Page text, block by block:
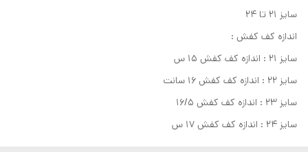
سایز ۲۱ تا ۲۴
اندازه کف کفش :
سایز ۲۱ : اندازه کف کفش ۱۵ س
سایز ۲۲ : اندازه کف کفش ۱۶ سانت
سایز ۲۳ : اندازه کف کفش ۱۶/۵
سایز ۲۴ : اندازه کف کفش ۱۷ س